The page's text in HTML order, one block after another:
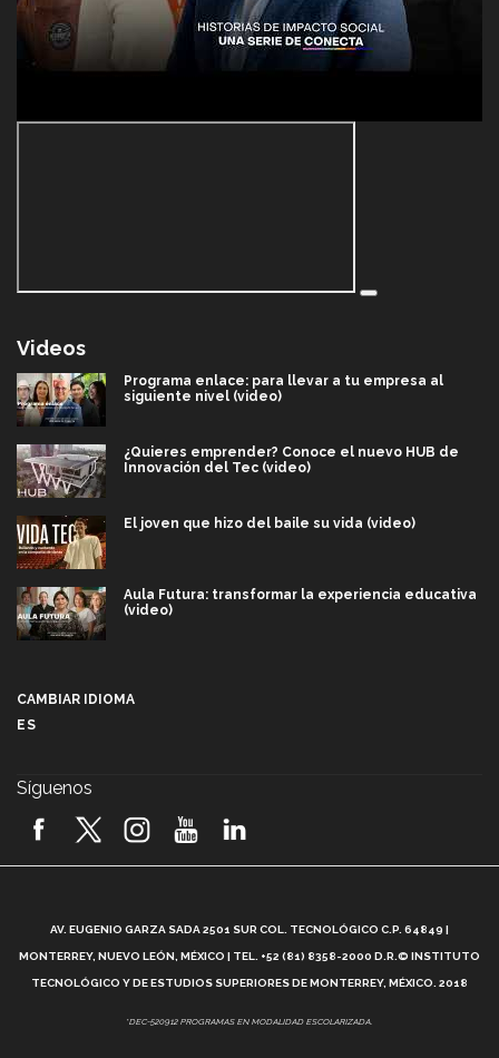
Videos
Programa enlace: para llevar a tu empresa al
siguiente nivel (video)
¿Quieres emprender? Conoce el nuevo HUB de
Innovación del Tec (video)
El joven que hizo del baile su vida (video)
Aula Futura: transformar la experiencia educativa
(video)
2026! (video)
¿Cómo es el Modelo Educativo Tec? (video)
Vida Tec: Feminismo e Inteligencia Artificial, Paola
CAMBIAR IDIOMA
ES
Síguenos
AV. EUGENIO GARZA SADA 2501 SUR COL. TECNOLÓGICO C.P. 64849 |
MONTERREY, NUEVO LEÓN, MÉXICO | TEL. +52 (81) 8358-2000 D.R.© INSTITUTO
TECNOLÓGICO Y DE ESTUDIOS SUPERIORES DE MONTERREY, MÉXICO. 2018
*DEC-520912 PROGRAMAS EN MODALIDAD ESCOLARIZADA.